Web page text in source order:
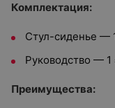
Комплектация:
Стул-сиденье —
Руководство — 1
Преимущества: